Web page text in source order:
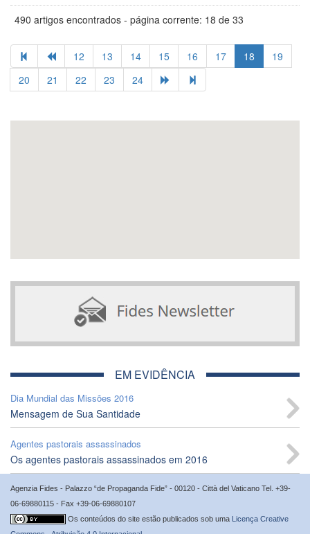
490 artigos encontrados - página corrente: 18 de 33
12 13 14 15 16 17 18
19
20
21 22 23 24
EM EVIDÊNCIA
Dia Mundial das Missões 2016
Mensagem de Sua Santidade
Agentes pastorais assassinados
Os agentes pastorais assassinados em 2016
Agenzia Fides - Palazzo “de Propaganda Fide” - 00120 - Città del Vaticano Tel. +39-
06-69880115 - Fax +39-06-69880107
Os conteúdos do site estão publicados sob uma Licença Creative